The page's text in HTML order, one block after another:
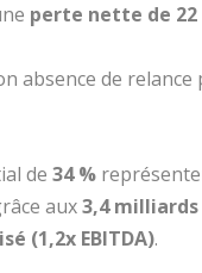
perte nette de 22
absence de
de34 %
aux3,4
(1,2x EBITDA).